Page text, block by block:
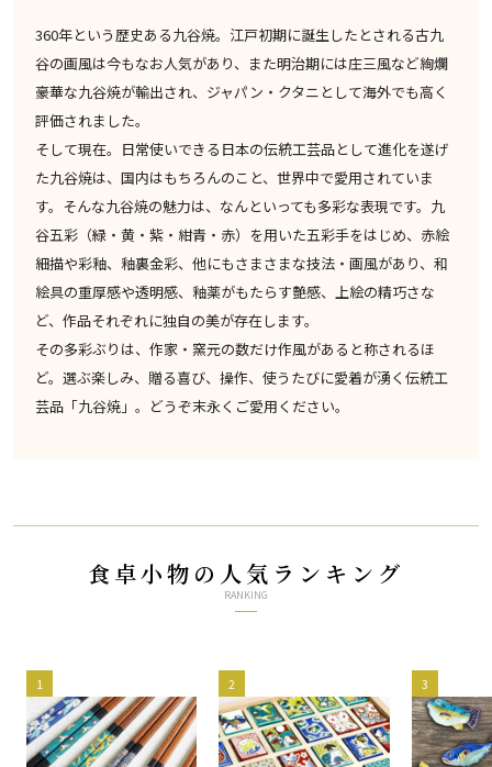
360年という歴史ある九谷焼。江戸初期に誕生したとされる古九
谷の画風は今もなお人気があり、また明治期には庄三風など絢爛
豪華な九谷焼が輸出され、ジャパン・クタニとして海外でも高く
評価されました。
そして現在。日常使いできる日本の伝統工芸品として進化を遂げ
た九谷焼は、国内はもちろんのこと、世界中で愛用されていま
す。そんな九谷焼の魅力は、なんといっても多彩な表現です。九
谷五彩（緑・黄・紫・紺青・赤）を用いた五彩手をはじめ、赤絵
細描や彩釉、釉裏金彩、他にもさまさまな技法・画風があり、和
絵具の重厚感や透明感、釉薬がもたらす艶感、上絵の精巧さな
ど、作品それぞれに独自の美が存在します。
その多彩ぶりは、作家・窯元の数だけ作風があると称されるほ
ど。選ぶ楽しみ、贈る喜び、操作、使うたびに愛着が湧く伝統工
芸品「九谷焼」。どうぞ末永くご愛用ください。
食卓小物の人気ランキング
RANKING
1 2 3